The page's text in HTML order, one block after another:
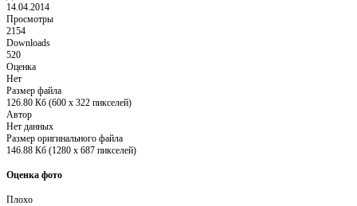
14.04.2014
Просмотры
2154
Downloads
520
Оценка
Нет
Размер файла
126.80 Кб (600 x 322 пикселей)
Автор
Нет данных
Размер оригинального файла
146.88 Кб (1280 x 687 пикселей)
Оценка фото
Плохо